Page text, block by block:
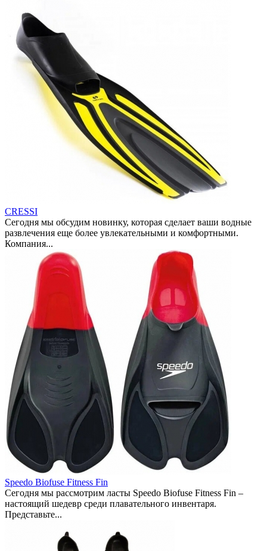
CRESSI
Сегодня мы обсудим новинку, которая сделает ваши водные
развлечения еще более увлекательными и комфортными.
Компания...
Speedo Biofuse Fitness Fin
Сегодня мы рассмотрим ласты Speedo Biofuse Fitness Fin –
настоящий шедевр среди плавательного инвентаря.
Представьте...